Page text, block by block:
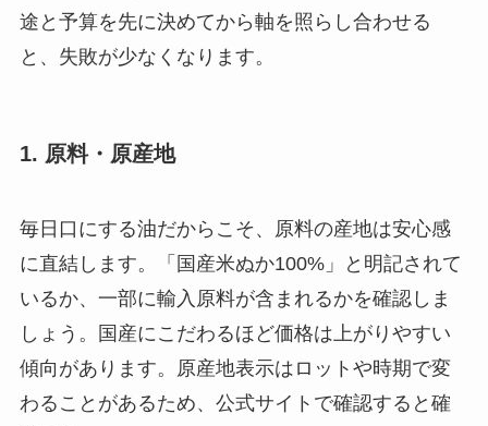
途と予算を先に決めてから軸を照らし合わせる
と、失敗が少なくなります。
1. 原料・原産地
毎日口にする油だからこそ、原料の産地は安心感
に直結します。「国産米ぬか100%」と明記されて
いるか、一部に輸入原料が含まれるかを確認しま
しょう。国産にこだわるほど価格は上がりやすい
傾向があります。原産地表示はロットや時期で変
わることがあるため、公式サイトで確認すると確